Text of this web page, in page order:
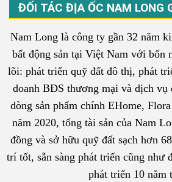
ĐỐI TÁC ĐỊA ỐC NAM LONG
Nam Long là công ty gần 32 năm
bất động sản tại Việt Nam với bốn
lõi: phát triển quỹ đất đô thị, phát
doanh BĐS thương mại và dịch
dòng sản phẩm chính EHome,
năm 2020, tổng tài sản của Nam
đồng và sở hữu quỹ đất sạch hơn
trí tốt, sẵn sàng phát triển cũng như
phát triển 10 năm